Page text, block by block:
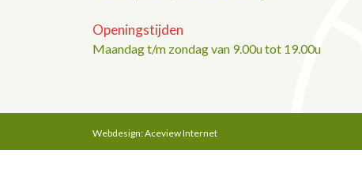
Openingstijden
Maandag t/m zondag van 9.00u tot 19.00u
Webdesign: Aceview Internet